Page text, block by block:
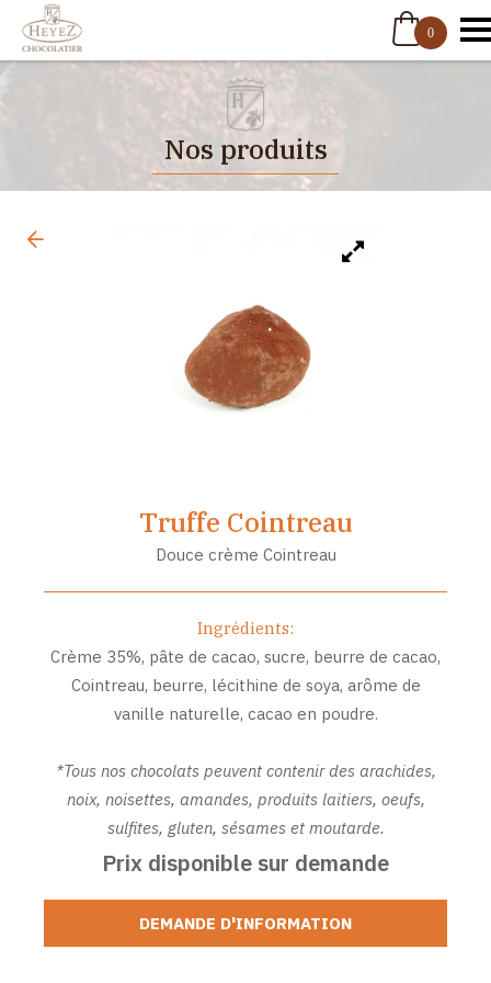
0
Nos produits
Truffe Cointreau
Douce crème Cointreau
Ingrédients:
Crème 35%, pâte de cacao, sucre, beurre de cacao,
Cointreau, beurre, lécithine de soya, arôme de
vanille naturelle, cacao en poudre.
*Tous nos chocolats peuvent contenir des arachides,
noix, noisettes, amandes, produits laitiers, oeufs,
sulfites, gluten, sésames et moutarde.
Prix disponible sur demande
DEMANDE D'INFORMATION